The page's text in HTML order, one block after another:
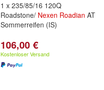
1 x 235/85/16 120Q
Roadstone/ Nexen Roadian AT
Sommerreifen (IS)
106,00 €
Kostenloser Versand